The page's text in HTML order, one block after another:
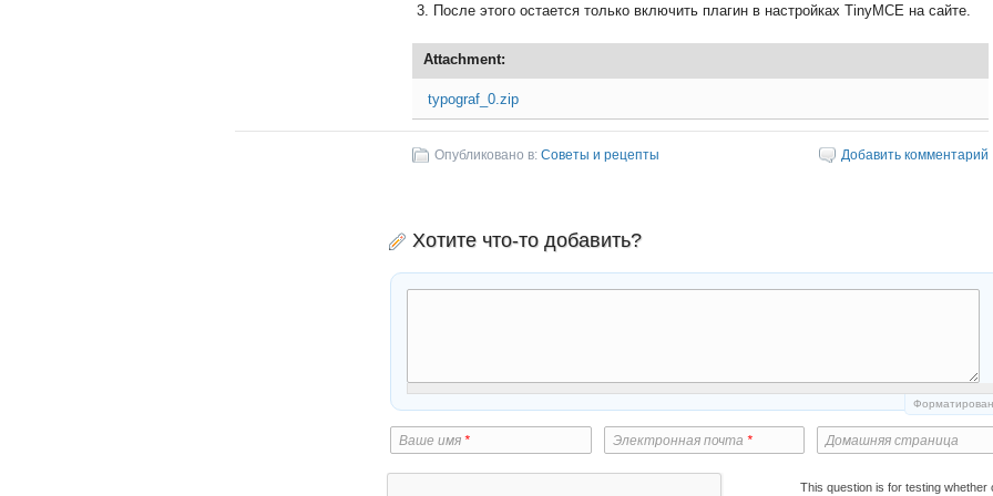
После этого остается только включить плагин в настройках TinyMCE на сайте.
Attachment:
typograf_0.zip
Опубликовано в: Советы и рецепты Добавить комментарий
Хотите что-то добавить?
Ваше имя * Электронная почта * Домашняя страница
This question is for testing whether